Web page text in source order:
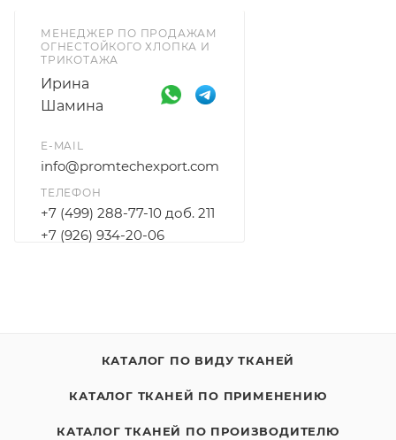
МЕНЕДЖЕР ПО ПРОДАЖАМ
ОГНЕСТОЙКОГО ХЛОПКА И
ТРИКОТАЖА
Ирина
Шамина
E-MAIL
info@promtechexport.com
ТЕЛЕФОН
+7 (499) 288-77-10 доб. 211
+7 (926) 934-20-06
КАТАЛОГ ПО ВИДУ ТКАНЕЙ
КАТАЛОГ ТКАНЕЙ ПО ПРИМЕНЕНИЮ
КАТАЛОГ ТКАНЕЙ ПО ПРОИЗВОДИТЕЛЮ